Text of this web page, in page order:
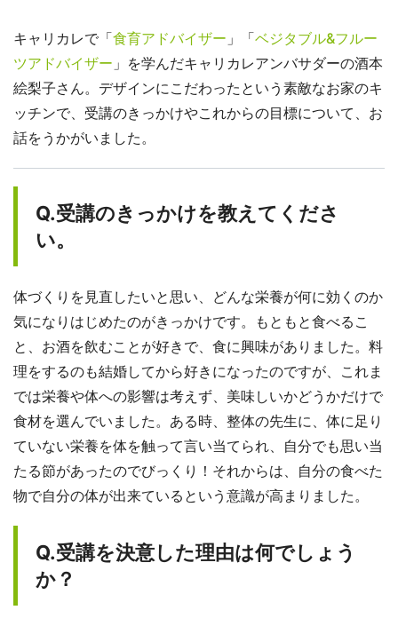
キャリカレで「食育アドバイザー 」「ベジタブル&フルー
ツアドバイザー 」を学んだキャリカレアンバサダーの酒本
絵梨子さん。デザインにこだわったという素敵なお家のキ
ッチンで、受講のきっかけやこれからの目標について、お
話をうかがいました。
Q.受講のきっかけを教えてくださ
い。
体づくりを見直したいと思い、どんな栄養が何に効くのか
気になりはじめたのがきっかけです。もともと食べるこ
と、お酒を飲むことが好きで、食に興味がありました。料
理をするのも結婚してから好きになったのですが、これま
では栄養や体への影響は考えず、美味しいかどうかだけで
食材を選んでいました。ある時、整体の先生に、体に足り
ていない栄養を体を触って言い当てられ、自分でも思い当
たる節があったのでびっくり！それからは、自分の食べた
物で自分の体が出来ているという意識が高まりました。
Q.受講を決意した理由は何でしょう
か？